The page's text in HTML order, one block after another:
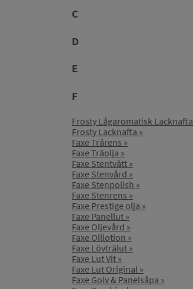
C
D
E
F
Frosty Lågaromatisk Lacknafta
Frosty Lacknafta
Faxe Trärens
Faxe Träolja
Faxe Stentvätt
Faxe Stenvård
Faxe Stenpolish
Faxe Stenrens
Faxe Prestige olja
Faxe Panellut
Faxe Oljevård
Faxe Oillotion
Faxe Lövträlut
Faxe Lut Vit
Faxe Lut Original
Faxe Golv & Panelsåpa